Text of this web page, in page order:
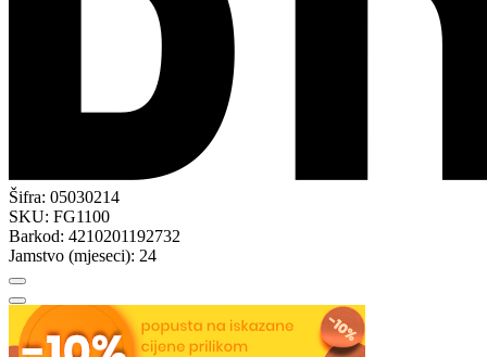
Šifra: 05030214
SKU: FG1100
Barkod: 4210201192732
Jamstvo (mjeseci): 24